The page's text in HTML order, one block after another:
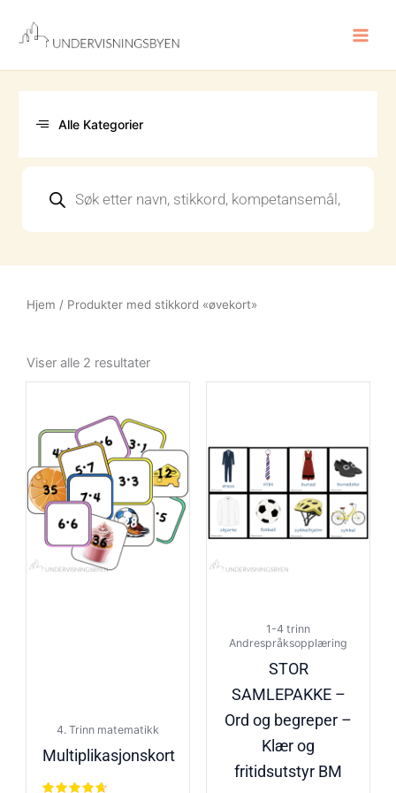
innholdet
Alle Kategorier
search
Hjem / Produkter med stikkord «øvekort»
Viser alle 2 resultateretter
4. Trinn matematikk
Multiplikasjonskort
1-4 trinn
Andrespråksopplæring
STOR
SAMLEPAKKE –
Ord og begreper –
Klær og
fritidsutstyr BM